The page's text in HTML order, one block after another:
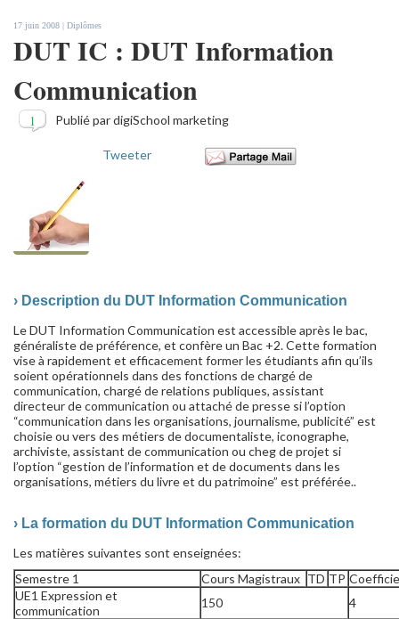
17 juin 2008 | Diplômes
DUT IC : DUT Information
Communication
Publié par digiSchool marketing
1
Tweeter
› Description du DUT Information Communication
Le DUT Information Communication est accessible après le bac,
généraliste de préférence, et confère un Bac +2. Cette formation
vise à rapidement et efficacement former les étudiants afin qu’ils
soient opérationnels dans des fonctions de chargé de
communication, chargé de relations publiques, assistant
directeur de communication ou attaché de presse si l’option
“communication dans les organisations, journalisme, publicité” est
choisie ou vers des métiers de documentaliste, iconographe,
archiviste, assistant de communication ou cheg de projet si
l’option “gestion de l’information et de documents dans les
organisations, métiers du livre et du patrimoine” est préférée..
› La formation du DUT Information Communication
Les matières suivantes sont enseignées:
Semestre 1
Cours Magistraux TD TP
UE1 Expression et
communication
150
4